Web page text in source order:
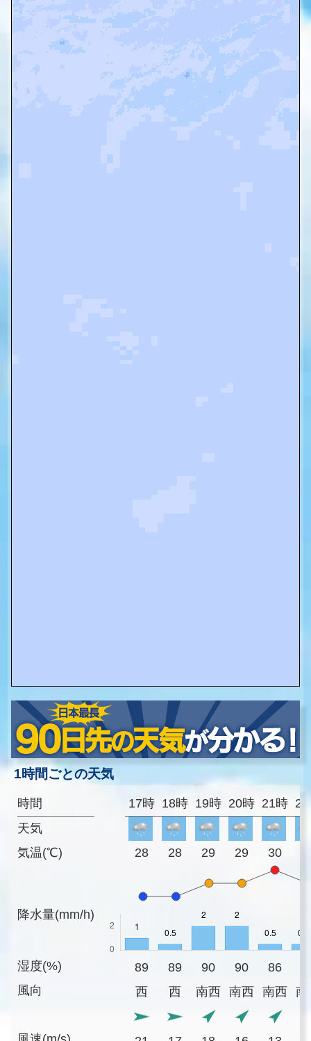
1時間ごとの天気
時間
天気
気温(℃)
降水量(mm/h)
湿度(%)
風向
17時 18時 19時 20時 21時
28 28 29 29 30
89 89 90 90 86
西
西 南西 南西 南西 南